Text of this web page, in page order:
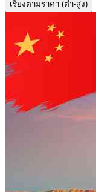
เรียงตามราคา (ต่ำ-สูง)